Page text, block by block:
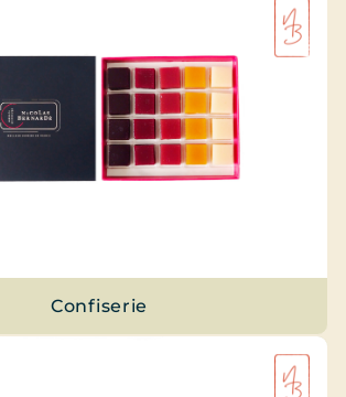
Confiserie